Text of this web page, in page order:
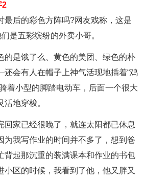
2
最后的彩色方阵吗?网友戏称，这是
是五彩缤纷的外卖小哥。
的是饿了么、黄色的美团、绿色的朴
有人在帽子上神气活现地插着“鸡
着小型的脚踏电动车，后面一个很大
地穿梭。
回家已经很晚了，就连太阳都已休息
为我写作业的时间并不多了，想到爸
背起那沉重的装满课本和作业的书包
小区的时候，我看到了他，他又胖又